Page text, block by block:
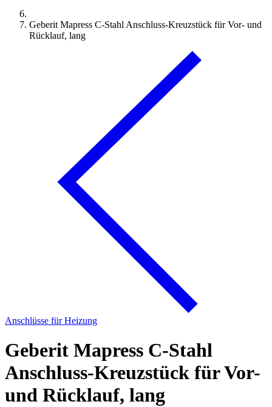
Geberit Mapress C-Stahl Anschluss-Kreuzstück für Vor- und
Rücklauf, lang
Anschlüsse für Heizung
Geberit Mapress C-Stahl
Anschluss-Kreuzstück für Vor-
und Rücklauf, lang